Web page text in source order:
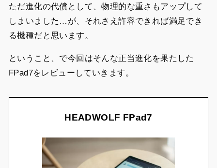
ただ進化の代償として、物理的な重さもアップして
しまいました…が、それさえ許容できれば満足でき
る機種だと思います。
ということ、で今回はそんな正当進化を果たした
FPad7をレビューしていきます。
HEADWOLF FPad7